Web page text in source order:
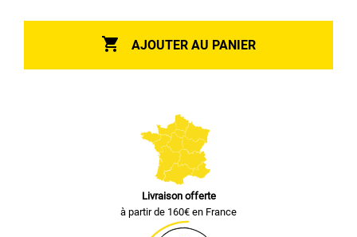
 AJOUTER AU PANIER
Livraison offerte
à partir de 160€ en France